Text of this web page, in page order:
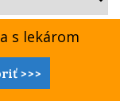
s lekárom
>>>